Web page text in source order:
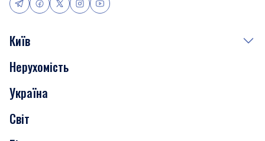
Київ
Події
Скандали
Нерухомість
Нерухомість
Україна
Світ